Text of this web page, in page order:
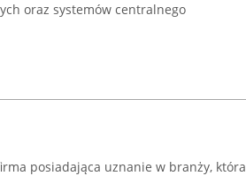
oraz systemów centralnego
posiadająca uznanie w branży, która